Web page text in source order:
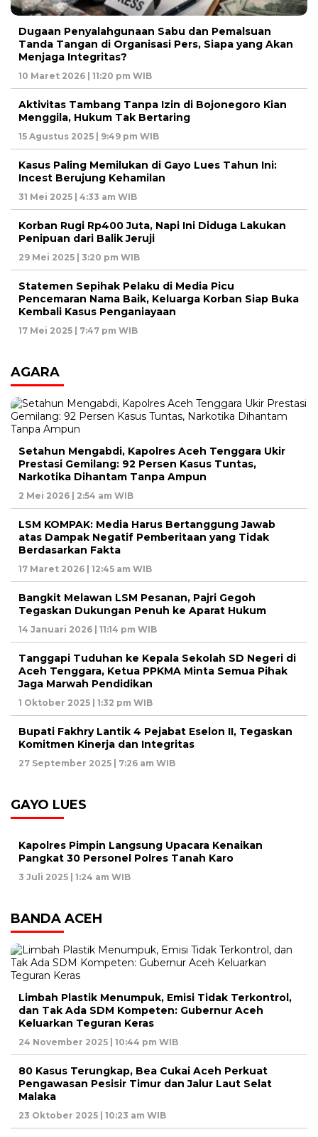
Dugaan Penyalahgunaan Sabu dan Pemalsuan
Tanda Tangan di Organisasi Pers, Siapa yang Akan
Menjaga Integritas?
10 Maret 2026 | 11:20 pm WIB
Aktivitas Tambang Tanpa Izin di Bojonegoro Kian
Menggila, Hukum Tak Bertaring
15 Agustus 2025 | 9:49 pm WIB
Kasus Paling Memilukan di Gayo Lues Tahun Ini:
Incest Berujung Kehamilan
31 Mei 2025 | 4:33 am WIB
Korban Rugi Rp400 Juta, Napi Ini Diduga Lakukan
Penipuan dari Balik Jeruji
29 Mei 2025 | 3:20 pm WIB
Statemen Sepihak Pelaku di Media Picu
Pencemaran Nama Baik, Keluarga Korban Siap Buka
Kembali Kasus Penganiayaan
17 Mei 2025 | 7:47 pm WIB
AGARA
Setahun Mengabdi, Kapolres Aceh Tenggara Ukir
Prestasi Gemilang: 92 Persen Kasus Tuntas,
Narkotika Dihantam Tanpa Ampun
2 Mei 2026 | 2:54 am WIB
LSM KOMPAK: Media Harus Bertanggung Jawab
atas Dampak Negatif Pemberitaan yang Tidak
Berdasarkan Fakta
17 Maret 2026 | 12:45 am WIB
Bangkit Melawan LSM Pesanan, Pajri Gegoh
Tegaskan Dukungan Penuh ke Aparat Hukum
14 Januari 2026 | 11:14 pm WIB
Tanggapi Tuduhan ke Kepala Sekolah SD Negeri di
Aceh Tenggara, Ketua PPKMA Minta Semua Pihak
Jaga Marwah Pendidikan
1 Oktober 2025 | 1:32 pm WIB
Bupati Fakhry Lantik 4 Pejabat Eselon II, Tegaskan
Komitmen Kinerja dan Integritas
27 September 2025 | 7:26 am WIB
GAYO LUES
Kapolres Pimpin Langsung Upacara Kenaikan
Pangkat 30 Personel Polres Tanah Karo
3 Juli 2025 | 1:24 am WIB
BANDA ACEH
Limbah Plastik Menumpuk, Emisi Tidak Terkontrol,
dan Tak Ada SDM Kompeten: Gubernur Aceh
Keluarkan Teguran Keras
24 November 2025 | 10:44 pm WIB
80 Kasus Terungkap, Bea Cukai Aceh Perkuat
Pengawasan Pesisir Timur dan Jalur Laut Selat
Malaka
23 Oktober 2025 | 10:23 am WIB